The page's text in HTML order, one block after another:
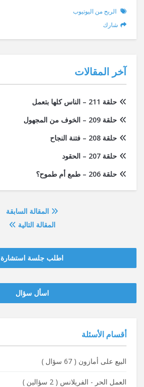
الربح من اليوتيوب
شارك
آخر المقالات
حلقة 211 – الناس كلها بتعمل
حلقة 209 – الخوف من المجهول
حلقة 208 – فتنة النجاح
حلقة 207 – الحقود
حلقة 206 – طمع أم طموح؟
المقالة السابقة
المقالة التالية
اطلب جلسة استشارة
‫‫اسأل سؤال
أقسام الأسئلة
البيع على أمازون ( 67 سؤال )
العمل الحر - الفريلانس ( 2 سؤالين )